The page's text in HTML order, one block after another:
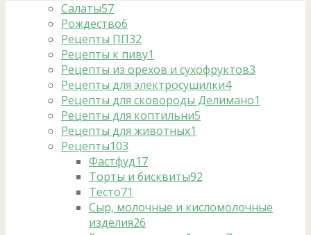
Салаты57
Рождество6
Рецепты ПП32
Рецепты к пиву1
Рецепты из орехов и сухофруктов3
Рецепты для электросушилки4
Рецепты для сковороды Делимано1
Рецепты для коптильни5
Рецепты для животных1
Рецепты103
Фастфуд17
Торты и бисквиты92
Тесто71
Сыр, молочные и кисломолочные
изделия26